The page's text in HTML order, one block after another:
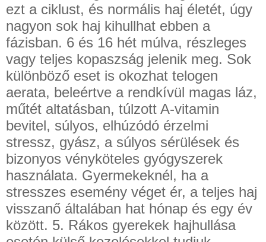
ezt a ciklust, és normális haj életét, úgy
nagyon sok haj kihullhat ebben a
fázisban. 6 és 16 hét múlva, részleges
vagy teljes kopaszság jelenik meg. Sok
különböző eset is okozhat telogen
aerata, beleértve a rendkívül magas láz,
műtét altatásban, túlzott A-vitamin
bevitel, súlyos, elhúzódó érzelmi
stressz, gyász, a súlyos sérülések és
bizonyos vényköteles gyógyszerek
használata. Gyermekeknél, ha a
stresszes esemény véget ér, a teljes haj
visszanő általában hat hónap és egy év
között. 5. Rákos gyerekek hajhullása